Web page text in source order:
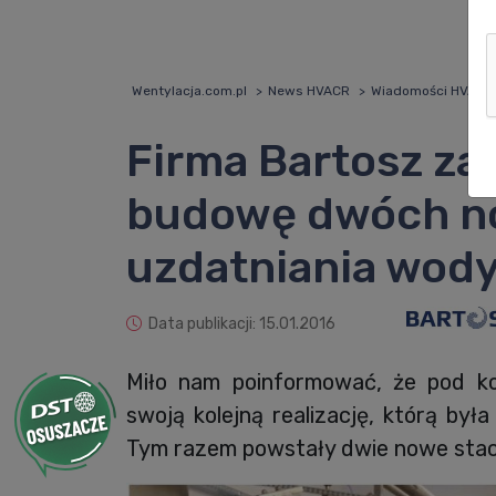
Wentylacja.com.pl News HVACR Wiadomości HVACR
Firma Bartosz
budowę dwóch
uzdatniania
Data publikacji: 15.01.2016
Miło nam poinformować, że pod
swoją kolejną realizację, którą
Tym razem powstały dwie nowe